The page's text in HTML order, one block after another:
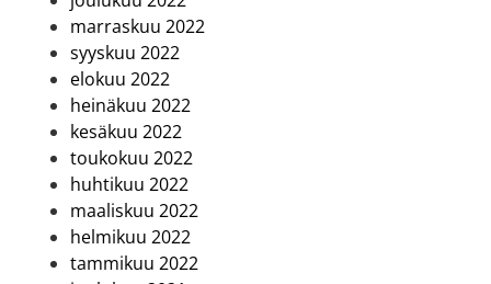
marraskuu 2022
syyskuu 2022
elokuu 2022
heinäkuu 2022
kesäkuu 2022
toukokuu 2022
huhtikuu 2022
maaliskuu 2022
helmikuu 2022
tammikuu 2022